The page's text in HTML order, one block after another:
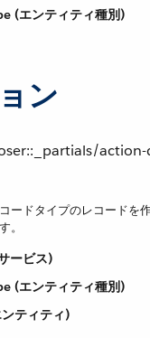
(エンティティ種別)
ン
ードタイプのレコードを
。
ービス)
(エンティティ種別)
ティティ)